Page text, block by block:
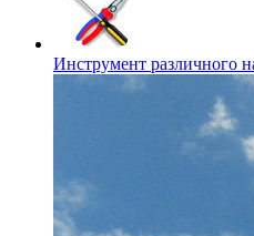
Инструмент различного